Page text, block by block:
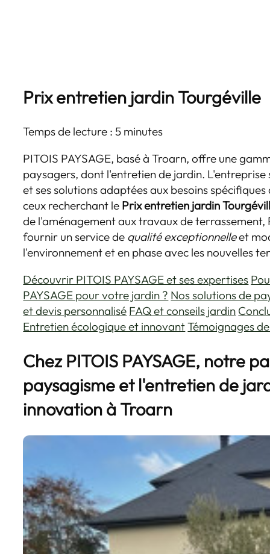
Prix entretien jardin Tourgéville
Temps de lecture : 5 minutes
PITOIS PAYSAGE, basé à Troarn, offre une
paysagers, dont l'entretien de jardin.
et ses solutions adaptées aux besoins
ceux recherchant le Prix entretien jardin
de l'aménagement aux travaux de terrassement,
fournir un service de qualité exceptionnelleet
l'environnement et en phase avec les nouvelles
Découvrir PITOIS PAYSAGE et ses expertises
PAYSAGE pour votre jardin ? Nos solutions de
et devis personnalisé FAQ et conseils jardin
Entretien écologique et innovantTémoignages
Chez PITOIS PAYSAGE, notre
paysagisme et l'entretien de
innovation à Troarn